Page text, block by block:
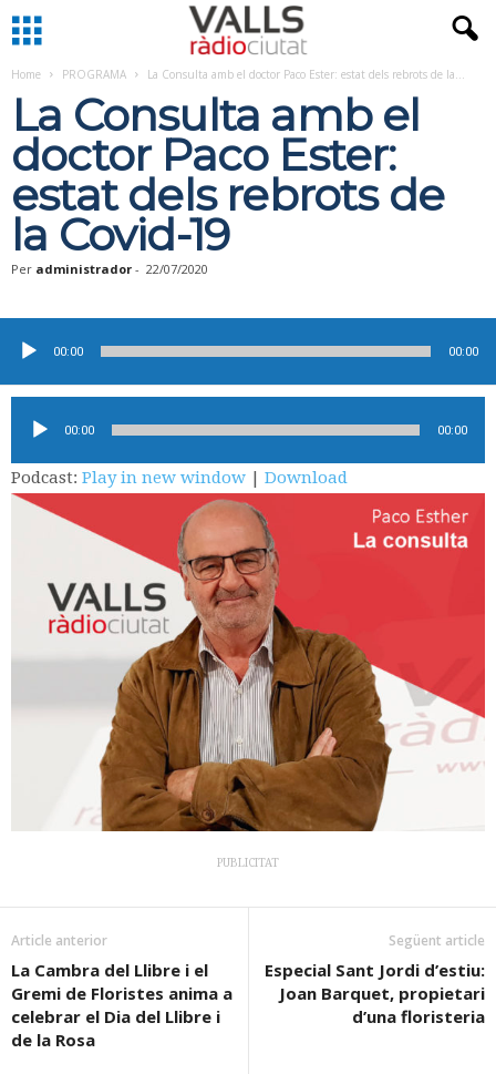
Home PROGRAMA La Consulta amb el doctor Paco Ester: estat dels rebrots de la...
La Consulta amb el
doctor Paco Ester:
estat dels rebrots de
la Covid-19
Per administrador - 22/07/2020
d'àudio
00:00 00:00
d'àudio00:00 00:00
Podcast: Play in new window | Download
PUBLICITAT
Article anterior
La Cambra del Llibre i el
Gremi de Floristes anima a
celebrar el Dia del Llibre i
de la Rosa
Següent article
Especial Sant Jordi d’estiu:
Joan Barquet, propietari
d’una floristeria